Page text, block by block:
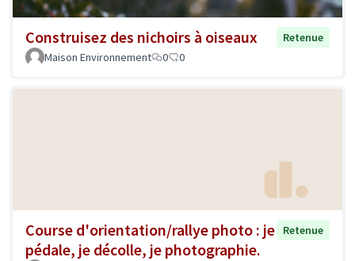
Construisez des nichoirs à oiseaux
Retenue
Maison Environnement
0 0
Course d'orientation/rallye photo : je
pédale, je décolle, je photographie.
Retenue